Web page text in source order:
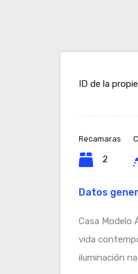
ID de la
Recamaras
2
Datos
Casa Modelo
vida
iluminación